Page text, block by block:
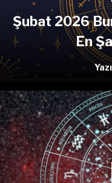
Şubat 2026
En